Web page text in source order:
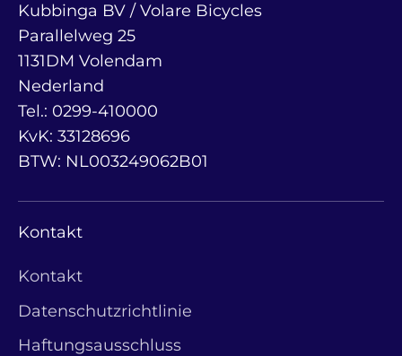
Kubbinga BV / Volare Bicycles
Parallelweg 25
1131DM Volendam
Nederland
Tel.: 0299-410000
KvK: 33128696
BTW: NL003249062B01
Kontakt
Kontakt
Datenschutzrichtlinie
Haftungsausschluss